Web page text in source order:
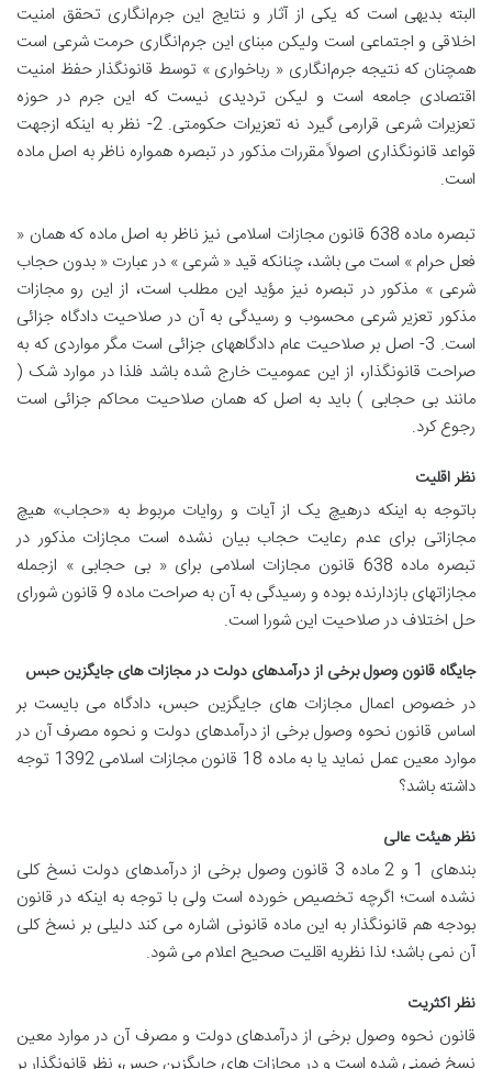
البته بدیهی است که یکی از آثار و نتایج این جرم‌انگاری تحقق امنیت
اخلاقی و اجتماعی است ولیکن مبنای این جرم‌انگاری حرمت شرعی است
همچنان که نتیجه جرم‌انگاری « رباخواری » توسط قانونگذار حفظ امنیت
اقتصادی جامعه است و لیکن تردیدی نیست که این جرم در حوزه
تعزیرات شرعی قرارمی گیرد نه تعزیرات حکومتی. 2- نظر به اینکه ازجهت
قواعد قانونگذاری اصولاً مقررات مذکور در تبصره همواره ناظر به اصل ماده
است.
تبصره ماده 638 قانون مجازات اسلامی نیز ناظر به اصل ماده که همان «
فعل حرام » است می باشد، چنانکه قید « شرعی » در عبارت « بدون حجاب
شرعی » مذکور در تبصره نیز مؤید این مطلب است، از این‌ رو مجازات
مذکور تعزیر شرعی محسوب و رسیدگی به آن در صلاحیت دادگاه جزائی
است. 3- اصل بر صلاحیت عام دادگاههای جزائی است مگر مواردی که به
صراحت قانونگذار، از این عمومیت خارج شده باشد فلذا در موارد شک (
مانند بی‌ حجابی ) باید به اصل که همان صلاحیت محاکم جزائی است
رجوع کرد.
نظر اقلیت
باتوجه به اینکه درهیچ یک از آیات و روایات مربوط به «حجاب» هیچ
مجازاتی برای عدم رعایت حجاب بیان نشده است مجازات مذکور در
تبصره ماده 638 قانون مجازات اسلامی برای « بی حجابی » ازجمله
مجازاتهای بازدارنده بوده و رسیدگی به آن به صراحت ماده 9 قانون شورای
حل اختلاف در صلاحیت این شورا است.
جایگاه قانون وصول برخی از درآمدهای دولت در مجازات های جایگزین حبس
در خصوص اعمال مجازات های جایگزین حبس، دادگاه می بایست بر
اساس قانون نحوه وصول برخی از درآمدهای دولت و نحوه مصرف آن در
موارد معین عمل نماید یا به ماده 18 قانون مجازات اسلامی 1392 توجه
داشته باشد؟
نظر هیئت عالی
بندهای 1 و 2 ماده 3 قانون وصول برخی از درآمدهای دولت نسخ کلی
نشده است؛ اگرچه تخصیص خورده است ولی با توجه به اینکه در قانون
بودجه هم قانونگذار به این ماده قانونی اشاره می کند دلیلی بر نسخ کلی
آن نمی باشد؛ لذا نظریه اقلیت صحیح اعلام می شود.
نظر اکثریت
قانون نحوه وصول برخی از درآمدهای دولت و مصرف آن در موارد معین